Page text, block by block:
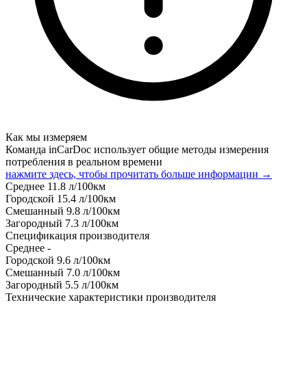
Как мы измеряем
Команда inCarDoc использует общие методы измерения
потребления в реальном времени
нажмите здесь, чтобы прочитать больше информации →
Среднее 11.8 л/100км
Городской 15.4 л/100км
Смешанный 9.8 л/100км
Загородный 7.3 л/100км
Спецификация производителя
Среднее -
Городской 9.6 л/100км
Смешанный 7.0 л/100км
Загородный 5.5 л/100км
Технические характеристики производителя